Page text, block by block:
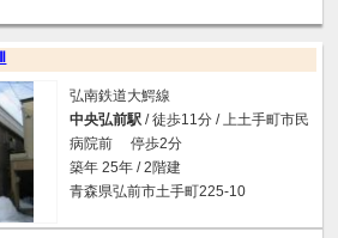
弘南鉄道大鰐線
中央弘前駅 / 徒歩11分 / 上土手町市民
病院前 停歩2分
築年 25年 / 2階建
青森県弘前市土手町225-10